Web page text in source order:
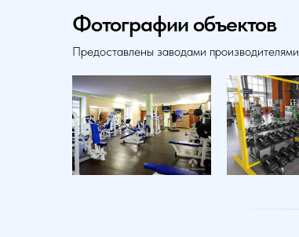
Фотографии объектов
Предоставлены заводами производителями